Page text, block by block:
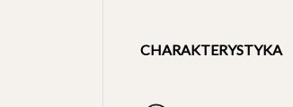
CHARAKTERYSTYKA